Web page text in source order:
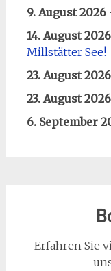
9. August 2026
14. August
Millstätter See!
23. August
23. August
6. September
Erfahren Sie